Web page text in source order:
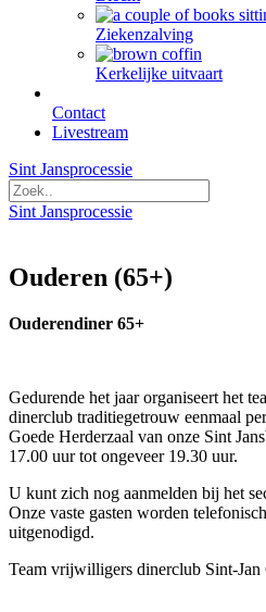
Ziekenzalving
Kerkelijke uitvaart
Contact
Livestream
Sint Jansprocessie
Sint Jansprocessie
Ouderen (65+)
Ouderendiner 65+
Gedurende het jaar organiseert het
dinerclub traditiegetrouw eenmaal
Goede Herderzaal van onze Sint
17.00 uur tot ongeveer 19.30 uur.
U kunt zich nog aanmelden bij het
Onze vaste gasten worden
uitgenodigd.
Team vrijwilligers dinerclub Sint-Jan